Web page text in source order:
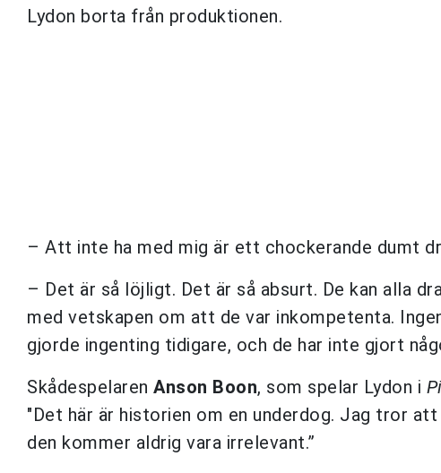
Lydon borta från produktionen.
– Att inte ha med mig är ett chockerande dumt
– Det är så löjligt. Det är så absurt. De kan alla
med vetskapen om att de var inkompetenta.
gjorde ingenting tidigare, och de har inte gjort
Skådespelaren Anson Boon, som spelar Lydon i
"Det här är historien om en underdog. Jag tror
den kommer aldrig vara irrelevant.”